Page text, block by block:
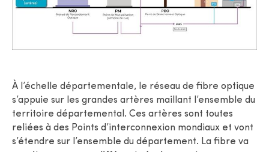
À l’échelle départementale, le réseau de fibre optique
s’appuie sur les grandes artères maillant l’ensemble du
territoire départemental. Ces artères sont toutes
reliées à des Points d’interconnexion mondiaux et vont
s’étendre sur l’ensemble du département. La fibre va